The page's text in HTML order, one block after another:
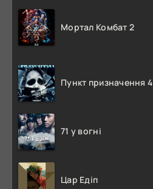
Мортал Комбат 2
Пункт призначення 4
71 у вогні
Цар Едіп